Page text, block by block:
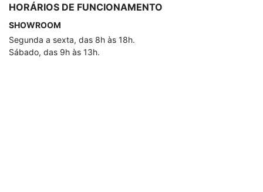
HORÁRIOS DE FUNCIONAMENTO
SHOWROOM
Segunda a sexta, das 8h às 18h.
Sábado, das 9h às 13h.